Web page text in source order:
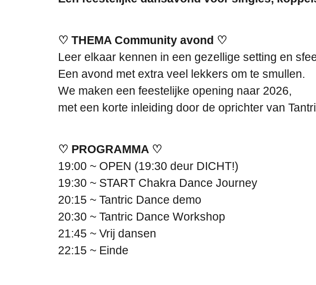
♡ THEMA Community avond ♡
Leer elkaar kennen in een gezellige setting en
Een avond met extra veel lekkers om te smullen.
We maken een feestelijke opening naar 2026,
met een korte inleiding door de oprichter van
♡ PROGRAMMA ♡
19:00 ~ OPEN (19:30 deur DICHT!)
19:30 ~ START Chakra Dance Journey
20:15 ~ Tantric Dance demo
20:30 ~ Tantric Dance Workshop
21:45 ~ Vrij dansen
22:15 ~ Einde